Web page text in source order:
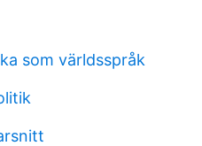
som världsspråk